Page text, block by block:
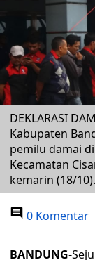
DEKLARASI
Kabupaten
pemilu damai
Kecamatan
kemarin (18/
0 Komentar
BANDUNG-